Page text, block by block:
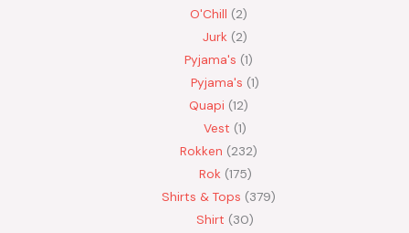
O'Chill 2
Jurk 2
Pyjama's 1
Pyjama's 1
Quapi 12
Vest 1
Rokken 232
Rok 175
Shirts & Tops 379
Shirt
30